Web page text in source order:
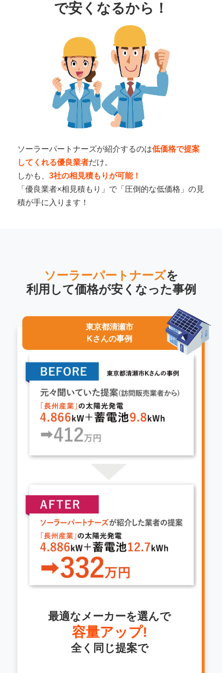
で安くなるから！
ソーラーパートナーズが紹介するのは低価格で提案
してくれる優良業者だけ。
しかも、 3社の相見積もりが可能！
「優良業者×相見積もり」で「圧倒的な低価格」の見
積が手に入ります！
ソーラーパートナーズを
利用して価格が安くなった事例
東京都清瀬市
Kさんの事例
最適なメーカーを選んで
容量アップ!
全く同じ提案で